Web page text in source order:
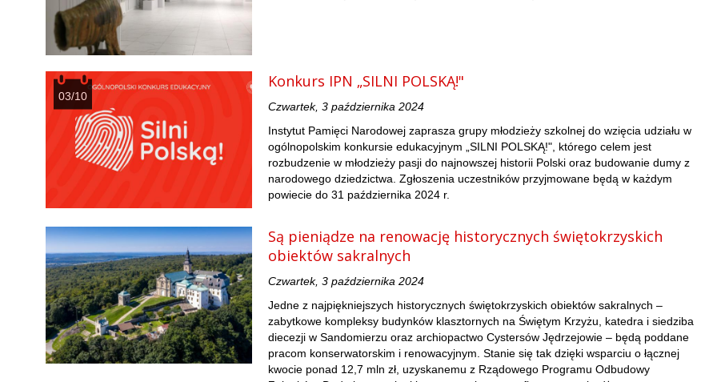
03/10
Konkurs IPN „SILNI POLSKĄ!"
Czwartek, 3 października 2024
Instytut Pamięci Narodowej zaprasza grupy młodzieży szkolnej do wzięcia udziału w
ogólnopolskim konkursie edukacyjnym „SILNI POLSKĄ!", którego celem jest
rozbudzenie w młodzieży pasji do najnowszej historii Polski oraz budowanie dumy z
narodowego dziedzictwa. Zgłoszenia uczestników przyjmowane będą w każdym
powiecie do 31 października 2024 r.
Są pieniądze na renowację historycznych świętokrzyskich
obiektów sakralnych
Czwartek, 3 października 2024
Jedne z najpiękniejszych historycznych świętokrzyskich obiektów sakralnych –
zabytkowe kompleksy budynków klasztornych na Świętym Krzyżu, katedra i siedziba
diecezji w Sandomierzu oraz archiopactwo Cystersów Jędrzejowie – będą poddane
pracom konserwatorskim i renowacyjnym. Stanie się tak dzięki wsparciu o łącznej
kwocie ponad 12,7 mln zł, uzyskanemu z Rządowego Programu Odbudowy